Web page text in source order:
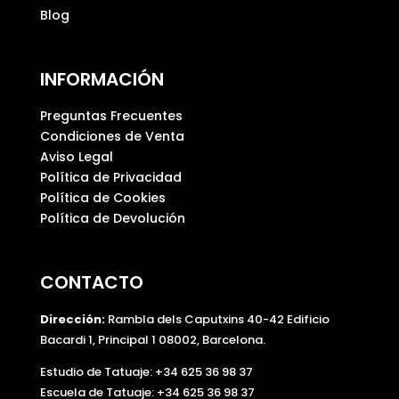
.Blog
INFORMACIÓN
Preguntas Frecuentes
Condiciones de Venta
Aviso Legal
Política de Privacidad
Política de Cookies
Política de Devolución
CONTACTO
Dirección:Rambla dels Caputxins 40-42 Edificio
Bacardi 1, Principal 1 08002, Barcelona.
Estudio de Tatuaje: +34 625 36 98 37
Escuela de Tatuaje: +34 625 36 98 37